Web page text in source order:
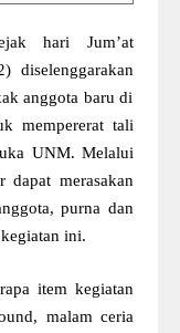
hariJum’at
diselenggarakan
anggota baru di
mempererat tali
UNM. Melalui
dapat merasakan
purnadan
ini.
item kegiatan
und, malam ceria